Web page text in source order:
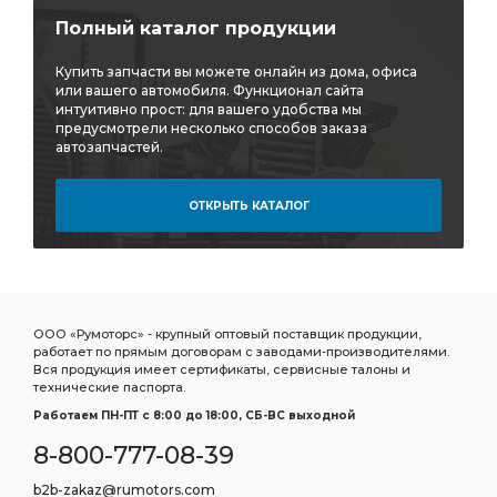
тройник горизонтальный CAMOZZI D6412
горизонтальный CAMOZZI D6412
Дв.Д-21 Д-120 Трактора:ВМТЗ
Дв.Д-21 Д-120 Трактора:ВМТЗ Т-25/Т-16
ГАЗ-52 52-04-1000104 ГАЗ УАЗ Дв.
ГАЗ УАЗ Дв. ЗМЗ-402 УАЗ Дв. ЗМЗ-402
УАЗ Дв. ЗМЗ-402 УМЗ-421
Комплект коренных вкладышей 1,50
Полный каталог продукции
Купить запчасти вы можете онлайн из дома, офиса
или вашего автомобиля. Функционал сайта
интуитивно прост: для вашего удобства мы
предусмотрели несколько способов заказа
автозапчастей.
ОТКРЫТЬ КАТАЛОГ
ООО «Румоторс» - крупный оптовый поставщик продукции,
работает по прямым договорам с заводами-производителями.
Вся продукция имеет сертификаты, сервисные талоны и
технические паспорта.
Работаем ПН-ПТ c 8:00 до 18:00, СБ-ВС выходной
8-800-777-08-39
b2b-zakaz@rumotors.com